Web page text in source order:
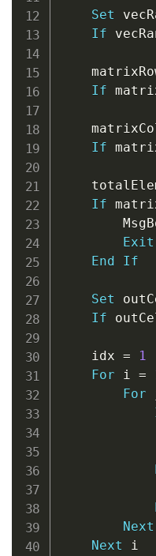
Set
If
If
If
If
Exit
End
If
Set
If
    idx
=
1
For i =
For
Next
Next